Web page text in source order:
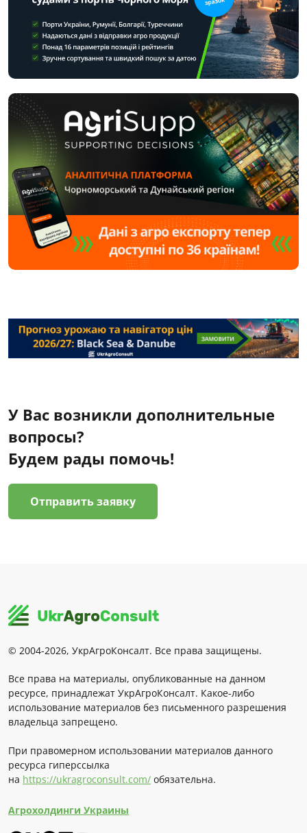
У Вас возникли дополнительные
вопросы?
Будем рады помочь!
Отправить заявку
© 2004-2026, УкрАгроКонсалт. Все права защищены.
Все права на материалы, опубликованные на данном
ресурсе, принадлежат УкрАгроКонсалт. Какое-либо
использование материалов без письменного разрешения
владельца запрещено.
При правомерном использовании материалов данного
ресурса гиперссылка
на https://ukragroconsult.com/ обязательна.
Агрохолдинги Украины